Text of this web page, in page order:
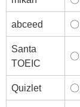
abceed 〇
Santa
TOEIC
〇
Quizlet 〇